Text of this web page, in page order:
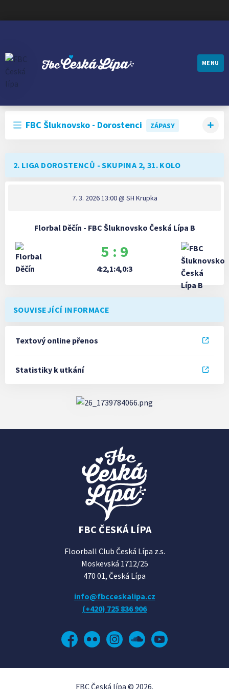
FBC ČESKÁ LÍPA
MENU
FBC Šluknovsko - Dorostenci ZÁPASY
2. LIGA DOROSTENCŮ - SKUPINA 2, 31. KOLO
7. 3. 2026 13:00@ SH Krupka
Florbal Děčín - FBC Šluknovsko Česká Lípa B
5 : 9
4:2,1:4,0:3
SOUVISEJÍCÍ INFORMACE
Textový online přenos
Statistiky k utkání
FBC ČESKÁ LÍPA
Floorball Club Česká Lípa z.s.
Moskevská 1712/25
470 01, Česká Lípa
info@fbcceskalipa.cz
(+420) 725 836 906
Facebook
Flickr InstagramSoundcloud
YouTube
FBC Česká lípa © 2026.